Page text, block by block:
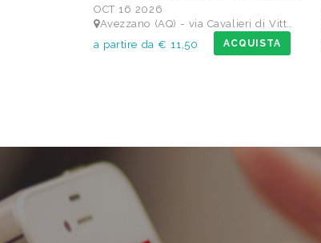
OCT 16 2026
Avezzano (AQ) - via Cavalieri di Vittorio Veneto - Teatro dei Marsi
a partire da € 11,50
ACQUISTA